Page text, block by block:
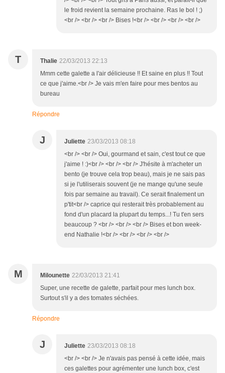
le froid revient la semaine prochaine. Ras le bol ! ;)
<br /> <br /> <br /> Bises !<br /> <br /> <br /> <br />
T Thalie 22/03/2013 22:13
Mmm cette galette a l'air délicieuse !! Et saine en plus !! Tout
ce que j'aime.<br /> Je vais m'en faire pour mes bentos au
bureau
Répondre
J Juliette 23/03/2013 08:18
<br /> <br /> Oui, gourmand et sain, c'est tout ce que
j'aime ! :)<br /> <br /> <br /> J'hésite à m'acheter un
bento (je trouve cela trop beau), mais je ne sais pas
si je l'utiliserais souvent (je ne mange qu'une seule
fois par semaine au travail). Ce serait finalement un
p'tit<br /> caprice qui resterait très probablement au
fond d'un placard la plupart du temps...! Tu t'en sers
beaucoup ? <br /> <br /> <br /> Bises et bon week-
end Nathalie !<br /> <br /> <br /> <br />
M Milounette 22/03/2013 21:41
Super, une recette de galette, parfait pour mes lunch box.
Surtout s'il y a des tomates séchées.
Répondre
J Juliette 23/03/2013 08:18
<br /> <br /> Je n'avais pas pensé à cette idée, mais
ces galettes pour agrémenter une lunch box, c'est